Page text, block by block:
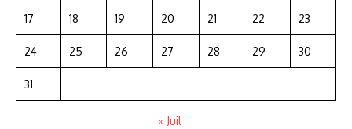
17 18 19 20 21 22 23
24 25 26 27 28 29 30
31
« Juil